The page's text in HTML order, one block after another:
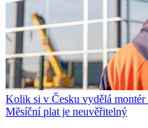
Kolik si v Česku vydělá
Měsíční plat je neuvěřitelný